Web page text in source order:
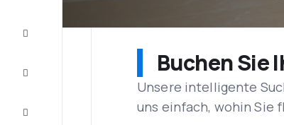
Buchen Sie
Unsere intelligente
uns einfach, wohin Sie